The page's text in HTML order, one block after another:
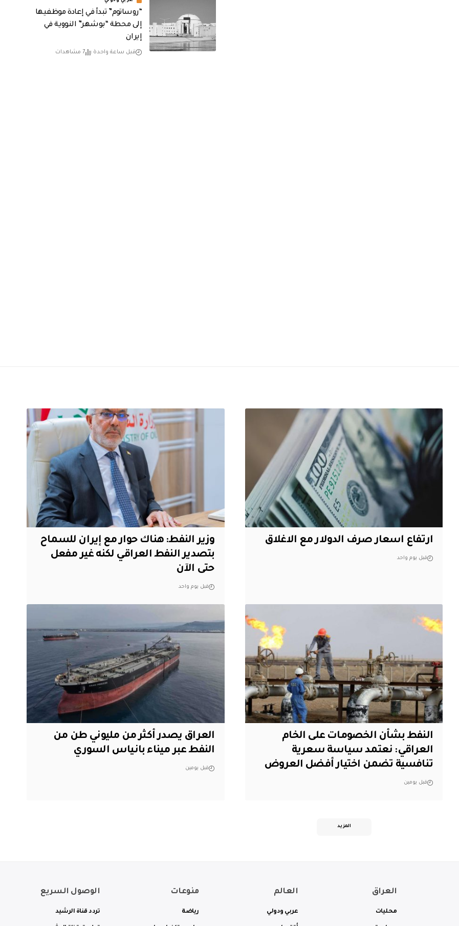
“روساتوم” تبدأ في إعادة موظفيها
إلى محطة “بوشهر” النووية في
إيران
قبل ساعة واحدة 7 مشاهدات
ارتفاع اسعار صرف الدولار مع الاغلاق
قبل يوم واحد
وزير النفط: هناك حوار مع إيران للسماح
بتصدير النفط العراقي لكنه غير مفعل
حتى الآن
قبل يوم واحد
النفط بشأن الخصومات على الخام
العراقي: نعتمد سياسة سعرية
تنافسية تضمن اختيار أفضل العروض
قبل يومين
العراق يصدر أكثر من مليوني طن من
النفط عبر ميناء بانياس السوري
قبل يومين
المزيد
العراق
محليات
العالم
عربي ودولي
منوعات
رياضة
الوصول السريع
تردد قناة الرشيد